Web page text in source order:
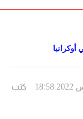
أوكرانيا
كتب